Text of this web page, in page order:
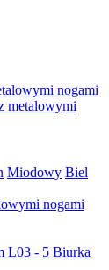
Miodowy Biel
nogami